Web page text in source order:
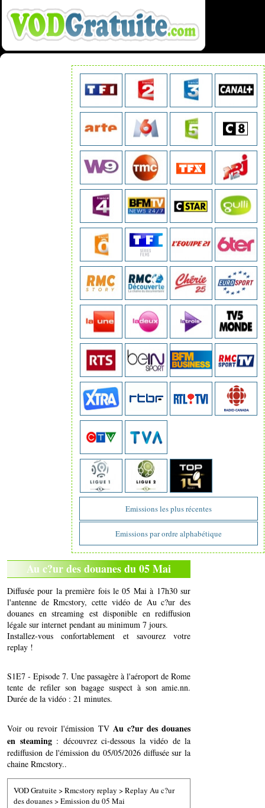
Emissions les plus récentes
Emissions par ordre alphabétique
Au c?ur des douanes du 05 Mai
Diffusée pour la première fois le 05 Mai à 17h30 sur
l'antenne de Rmcstory, cette vidéo de Au c?ur des
douanes en streaming est disponible en rediffusion
légale sur internet pendant au minimum 7 jours.
Installez-vous confortablement et savourez votre
replay !
S1E7 - Episode 7. Une passagère à l'aéroport de Rome
tente de refiler son bagage suspect à son amie.nn.
Durée de la vidéo : 21 minutes.
Voir ou revoir l'émission TV Au c?ur des douanes
en steaming: découvrez ci-dessous la vidéo de la
rediffusion de l'émission du 05/05/2026 diffusée sur la
chaine Rmcstory..
VOD Gratuite>Rmcstory replay >Replay Au c?ur
des douanes>Emission du 05 Mai